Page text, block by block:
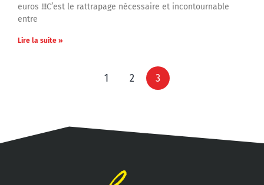
euros !!!C’est le rattrapage nécessaire et incontournable
entre
Lire la suite »
1 2 3